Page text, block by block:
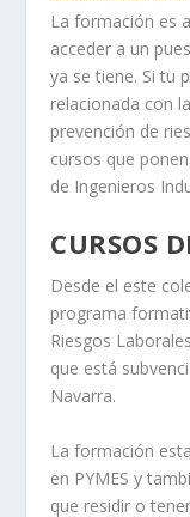
La formación es
acceder a un
ya se tiene. Si tu
relacionada con
prevención de
cursos que
de Ingenieros
CURSOS
Desde el este
programa
Riesgos
que está
Navarra.
La formación
en PYMES y
que residir o